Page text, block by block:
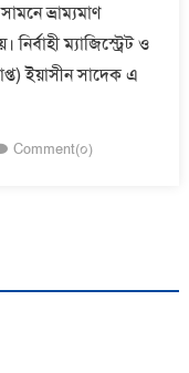
ভ্রাম্যমাণ
ম্যাজিস্ট্রেট ও
ইয়াসীন সাদেক এ
Comment(০)